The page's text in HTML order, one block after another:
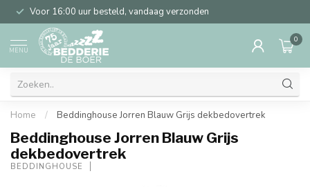
Voor 16:00 uur besteld, vandaag verzonden
MENU
0
Home / Beddinghouse Jorren Blauw Grijs dekbedovertrek
Beddinghouse Jorren Blauw Grijs
dekbedovertrek
BEDDINGHOUSE